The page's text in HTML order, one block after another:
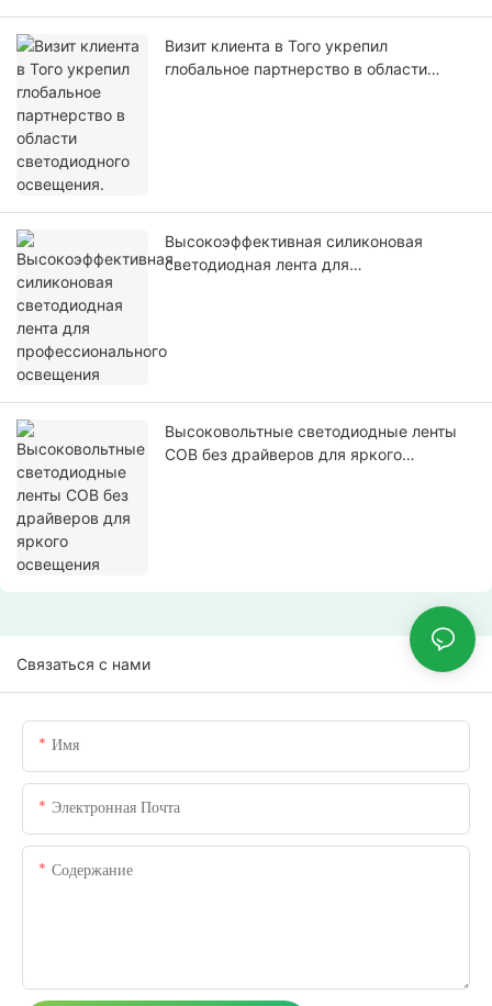
Визит клиента в Того укрепил
глобальное партнерство в области
Высокоэффективная силиконовая
светодиодная лента для
Высоковольтные светодиодные ленты
COB без драйверов для яркого
Связаться с нами
Имя
Электронная Почта
Содержание